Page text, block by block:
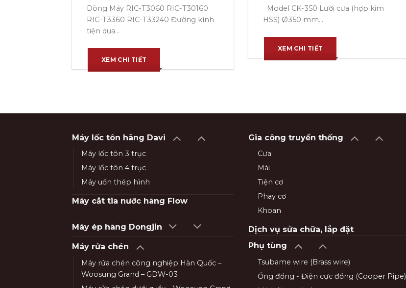
Dòng Máy RIC-T3060 RIC-T30160
RIC-T3360 RIC-T33240 Đường kính
tiện qua...
XEM CHI TIẾT
Model CK-350 Lưỡi cưa (hợp kim
HSS) Ø350 mm...
XEM CHI TIẾT
Máy lốc tôn hãng Davi
Máy lốc tôn 3 trục
Máy lốc tôn 4 trục
Máy uốn thép hình
Máy cắt tia nước hãng Flow
Máy ép hãng Dongjin
Máy rửa chén
Máy rửa chén công nghiệp Hàn Quốc –
Woosung Grand – GDW-03
Gia công truyền thống
Cưa
Mài
Tiện cơ
Phay cơ
Khoan
Dịch vụ sửa chữa, lắp đặt
Phụ tùng
Tsubame wire (Brass wire)
Ống đồng - Điện cực đồng (Cooper Pipe)